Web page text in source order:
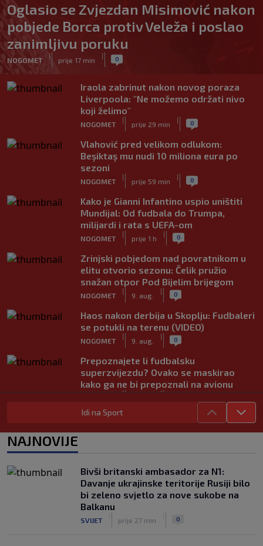
Oglasio se Zvjezdan Misimović nakon
pobjede Borca protiv Veleža i poslao
zanimljivu poruku
NOGOMET
|
prije 17 min
| 0
Iraola zabrinut nakon novog poraza
Liverpoola: "Ne možemo održati nivo
koji želimo"
NOGOMET
|
prije 29 min
| 0
Vlahović pred velikom odlukom:
Beşiktaş mu nudi 10 miliona eura po
sezoni
NOGOMET
|
prije 59 min
| 0
Kako je Gianni Infantino uspio uništiti
Mundijal: Od fudbala do Trumpa,
milijardi i rata s UEFA-om
NOGOMET
|
prije 1 h
| 0
Zrinjski pobjedom nad povratnikom u
elitu otvorio sezonu: Čelik pružio
snažan otpor Pod Bijelim brijegom
NOGOMET
|
9. aug.
| 0
Haos nakon derbija u Skoplju: Fudbaleri
se potukli na terenu (VIDEO)
NOGOMET
|
9. aug.
| 0
Prepoznajete li fudbalsku
superzvijezdu? Ovako se maskirao
kako ga ne bi prepoznali na avionu
| |
Plaćen 100 miliona, pa zbog dopinga
Borac ubjedljiv protiv Veleža u Banjoj
Luci, meč obilježio i veliki prekid
NOGOMET
|
9. aug.
| 0
Idi na Sport
NAJNOVIJE
Bivši britanski ambasador za N1:
Davanje ukrajinske teritorije Rusiji bilo
bi zeleno svjetlo za nove sukobe na
Balkanu
SVIJET prije 27 min 0